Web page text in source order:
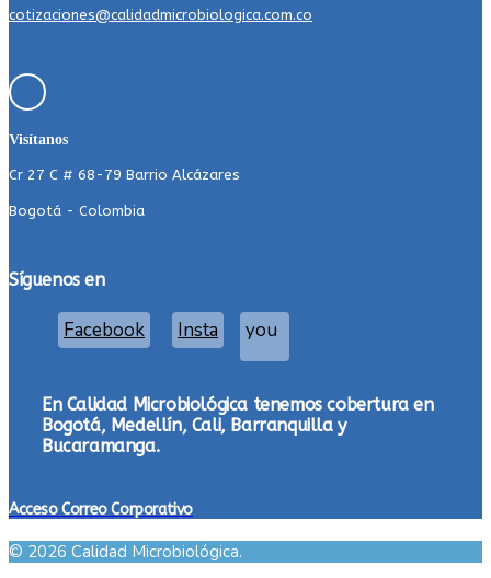
cotizaciones@calidadmicrobiologica.com.co
Visítanos
Cr 27 C # 68-79 Barrio Alcázares
Bogotá - Colombia
Síguenos en
Facebook Insta you
En Calidad Microbiológica tenemos cobertura en
Bogotá, Medellín, Cali, Barranquilla y
Bucaramanga.
Acceso Correo Corporativo
© 2026 Calidad Microbiológica.